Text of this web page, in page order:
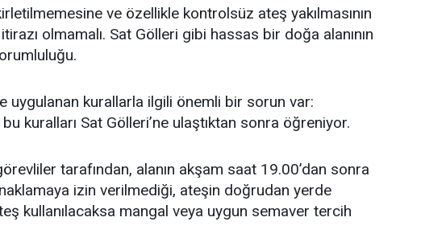
ve özellikle kontrolsüz ateş yakılmasının
olmamalı. Sat Gölleri gibi hassas bir doğa alanının
uygulanan kurallarla ilgili önemli bir sorun var:
kuralları Sat Gölleri’ne ulaştıktan sonra öğreniyor.
tarafından, alanın akşam saat 19.00’dan sonra
izin verilmediği, ateşin doğrudan yerde
kullanılacaksa mangal veya uygun semaver tercih